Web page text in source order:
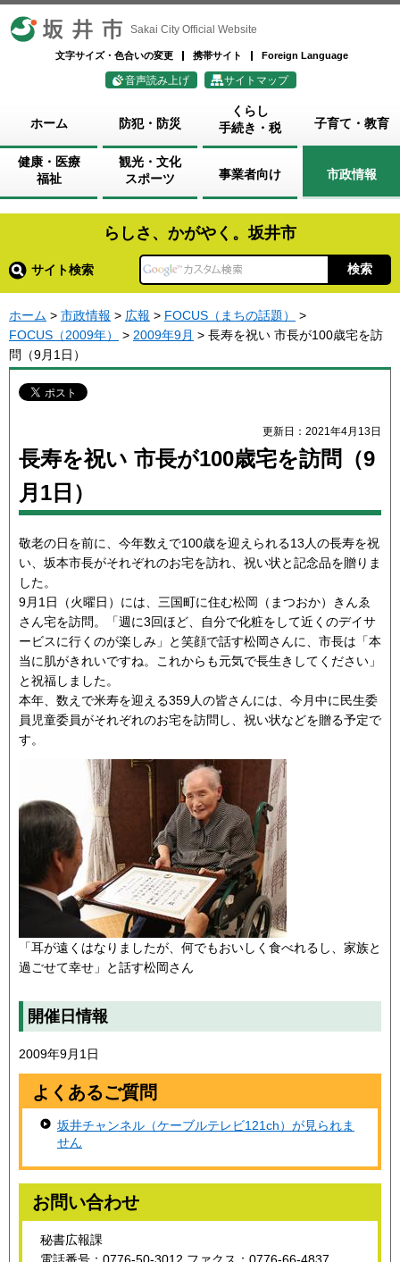
坂井市 Sakai City Official Website
文字サイズ・色合いの変更 携帯サイト Foreign Language
音声読み上げ サイトマップ
ホーム 防犯・防災
くらし
手続き・税
子育て・教育
健康・医療
福祉
観光・文化
スポーツ
事業者向け 市政情報
らしさ、かがやく。坂井市
サイト検索
ホーム > 市政情報 > 広報 > FOCUS（まちの話題）
>
FOCUS（2009年）
> 2009年9月 > 長寿を祝い 市長が100歳宅を訪
問（9月1日）
更新日：2021年4月13日
長寿を祝い 市長が100歳宅を訪問（9
月1日）
敬老の日を前に、今年数えで100歳を迎えられる13人の長寿を祝
い、坂本市長がそれぞれのお宅を訪れ、祝い状と記念品を贈りま
した。
9月1日（火曜日）には、三国町に住む松岡（まつおか）きんゑ
さん宅を訪問。「週に3回ほど、自分で化粧をして近くのデイサ
ービスに行くのが楽しみ」と笑顔で話す松岡さんに、市長は「本
当に肌がきれいですね。これからも元気で長生きしてください」
と祝福しました。
本年、数えで米寿を迎える359人の皆さんには、今月中に民生委
員児童委員がそれぞれのお宅を訪問し、祝い状などを贈る予定で
す。
「耳が遠くはなりましたが、何でもおいしく食べれるし、家族と
過ごせて幸せ」と話す松岡さん
開催日情報
2009年9月1日
よくあるご質問
坂井チャンネル（ケーブルテレビ121ch）が見られま
せん
お問い合わせ
秘書広報課